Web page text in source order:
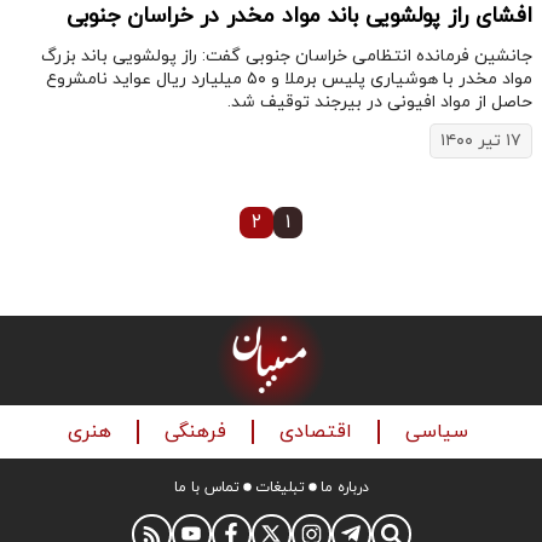
افشای راز پولشویی باند مواد مخدر در خراسان جنوبی
جانشین فرمانده انتظامی خراسان جنوبی گفت: راز پولشویی باند بزرگ
مواد مخدر با هوشیاری پلیس برملا و ۵۰ میلیارد ریال عواید نامشروع
حاصل از مواد افیونی در بیرجند توقیف شد.
۱۷ تیر ۱۴۰۰
۱ ۲
سیاسی اقتصادی فرهنگی هنری
درباره ما تبلیغات تماس با ما